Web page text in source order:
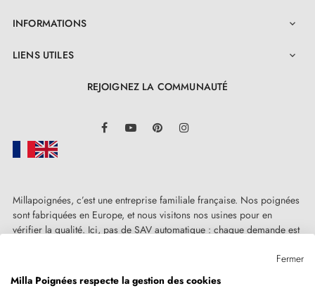
INFORMATIONS 
LIENS UTILES 
REJOIGNEZ LA COMMUNAUTÉ
FacebookYouTube Pinterest
Millapoignées, c’est une entreprise familiale française. Nos poignées
sont fabriquées en Europe, et nous visitons nos usines pour en
vérifier la qualité. Ici, pas de SAV automatique : chaque demande est
Fermer
Milla Poignées respecte la gestion des cookies